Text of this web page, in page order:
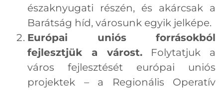
északnyugati részén, és akárcsak a
Barátság híd, városunk egyik jelképe.
Európai uniós forrásokból
fejlesztjük a várost.Folytatjuk a
város fejlesztését európai uniós
projektek – a Regionális Operatív